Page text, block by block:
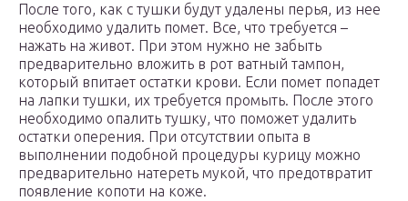
После того, как с тушки будут удалены перья, из нее
необходимо удалить помет. Все, что требуется –
нажать на живот. При этом нужно не забыть
предварительно вложить в рот ватный тампон,
который впитает остатки крови. Если помет попадет
на лапки тушки, их требуется промыть. После этого
необходимо опалить тушку, что поможет удалить
остатки оперения. При отсутствии опыта в
выполнении подобной процедуры курицу можно
предварительно натереть мукой, что предотвратит
появление копоти на коже.